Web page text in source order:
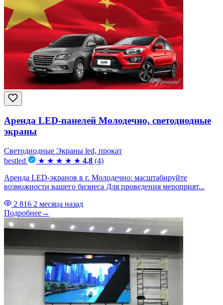
Аренда LED-панелей Молодечно, светодиодные
экраны
Светодиодные Экраны led, прокат
bestled
★ ★ ★ ★ ★ 4,8 (4)
Аренда LED-экранов в г. Молодечно: масштабируйте
возможности вашего бизнеса Для проведения мероприят...
2 816 2 месяца назад
Подробнее→